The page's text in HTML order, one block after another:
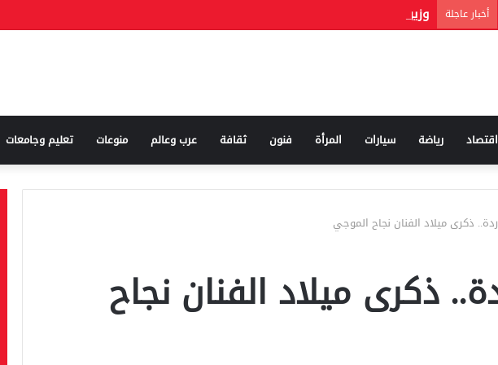
أخبار عاجلة
اقتصاد رياضة سيارات المرأة فنون ثقافة عرب وعالم منوعات تعليم وجامعات
ذكرى ميلاد الفنان نجاح الموجي
ذكرى ميلاد الفنان نجاح